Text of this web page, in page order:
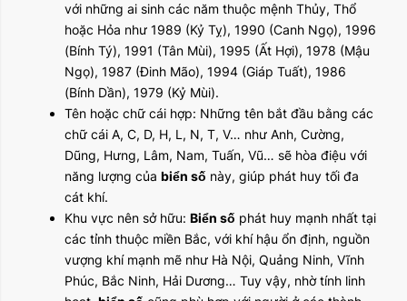
với những ai sinh các năm thuộc mệnh Thủy, Thổ
hoặc Hỏa như 1989 (Kỷ Tỵ), 1990 (Canh Ngọ), 1996
(Bính Tý), 1991 (Tân Mùi), 1995 (Ất Hợi), 1978 (Mậu
Ngọ), 1987 (Đinh Mão), 1994 (Giáp Tuất), 1986
(Bính Dần), 1979 (Kỷ Mùi).
Tên hoặc chữ cái hợp: Những tên bắt đầu bằng các
chữ cái A, C, D, H, L, N, T, V… như Anh, Cường,
Dũng, Hưng, Lâm, Nam, Tuấn, Vũ… sẽ hòa điệu với
năng lượng của biển số này, giúp phát huy tối đa
cát khí.
Khu vực nên sở hữu: Biển số phát huy mạnh nhất tại
các tỉnh thuộc miền Bắc, với khí hậu ổn định, nguồn
vượng khí mạnh mẽ như Hà Nội, Quảng Ninh, Vĩnh
Phúc, Bắc Ninh, Hải Dương… Tuy vậy, nhờ tính linh